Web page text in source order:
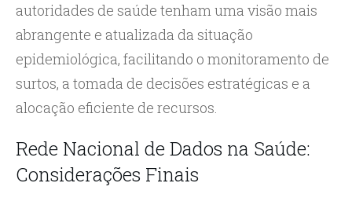
autoridades de saúde tenham uma visão mais
abrangente e atualizada da situação
epidemiológica, facilitando o monitoramento de
surtos, a tomada de decisões estratégicas e a
alocação eficiente de recursos.
Rede Nacional de Dados na Saúde:
Considerações Finais